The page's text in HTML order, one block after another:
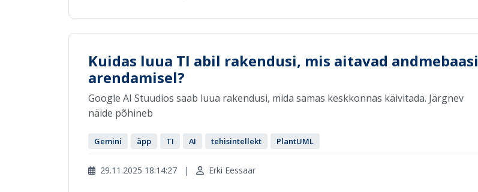
Kuidas luua TI abil rakendusi, mis aitavad andmebaasi
arendamisel?
Google AI Stuudios saab luua rakendusi, mida samas keskkonnas käivitada. Järgnev
näide põhineb
Gemini äpp TI AI tehisintellekt PlantUML
29.11.2025 18:14:27 | Erki Eessaar